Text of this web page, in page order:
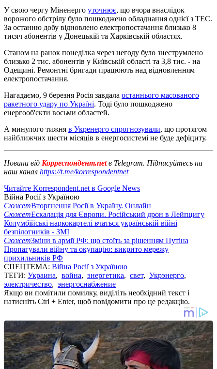
У свою чергу Міненерго уточнює, що вчора внаслідок
ворожого обстрілу було пошкоджено обладнання однієї з ТЕС.
За останню добу відновлено електропостачання близько 8
тисяч абонентів у Донецькій та Харківській областях.
Станом на ранок понеділка через негоду було знеструмлено
близько 2 тис. абонентів у Київській області та 3,8 тис. - на
Одещині. Ремонтні бригади працюють над відновленням
електропостачання.
Нагадаємо, 9 березня Росія завдала останнього масованого
ракетного удару по Україні. Тоді було пошкоджено
енергооб'єкти восьми областей.
А минулого тижня в Укренерго спрогнозували, що протягом
найближчих шести місяців в енергосистемі не буде дефіциту.
Новини від Корреспондент.netв Telegram. Підписуйтесь на
наш канал https://t.me/korrespondentnet
Читайте Korrespondent.net в Google News
Війна Росії з Україною
СюжетВторгнення Росії в Україну. Онлайн
СюжетЕскалація для Європи. Російський дрон в Лейпцигу
Колумбійські наркокартелі вчаться українській війні
безпілотників - ЗМІ
СюжетЗміни в армії РФ: що стоїть за рішенням Путіна
Пропагували війну та окупацію: викрито мережу
прихильників РФ
СПЕЦТЕМА: Війна Росії з Україною
ТЕГИ: Украина, война, энергетика, свет, Укрэнерго,
электричество, энергоснабжение
Якщо ви помітили помилку, виділіть необхідний текст і
натисніть Ctrl + Enter, щоб повідомити про це редакцію.